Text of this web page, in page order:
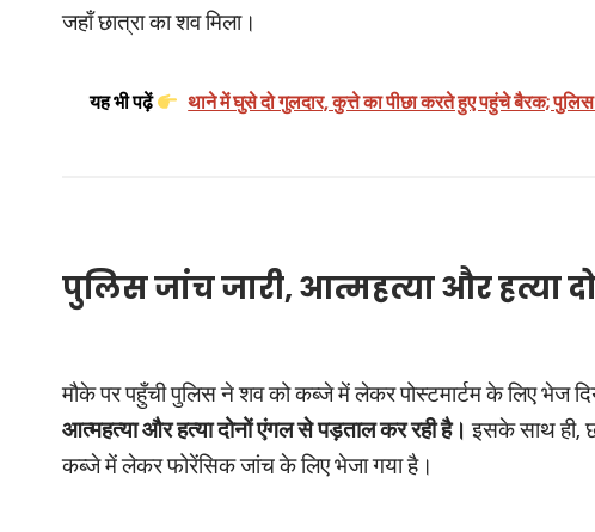
जहाँ छात्रा का शव मिला।
यह भी पढ़ें थाने में घुसे दो गुलदार, कुत्ते का पीछा करते हुए पहुंचे बैरक; पुलिस
पुलिस जांच जारी, आत्महत्या और हत्या
मौके पर पहुँची पुलिस ने शव को कब्जे में लेकर पोस्टमार्टम के लिए भेज
आत्महत्या और हत्या दोनों एंगल से पड़ताल कर रही है। इसके साथ ही,
कब्जे में लेकर फोरेंसिक जांच के लिए भेजा गया है।